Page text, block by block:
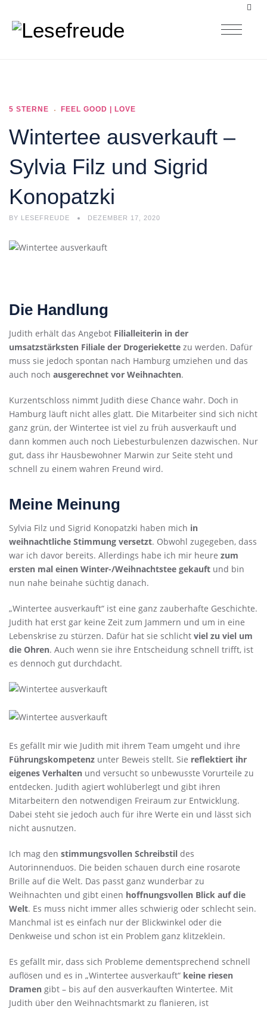
5 STERNE FEEL GOOD | LOVE
Wintertee ausverkauft –
Sylvia Filz und Sigrid
Konopatzki
BY LESEFREUDE DEZEMBER 17, 2020
Die Handlung
Judith erhält das Angebot Filialleiterin in der
umsatzstärksten Filiale der Drogeriekette zu werden. Dafür
muss sie jedoch spontan nach Hamburg umziehen und das
auch noch ausgerechnet vor Weihnachten.
Kurzentschloss nimmt Judith diese Chance wahr. Doch in
Hamburg läuft nicht alles glatt. Die Mitarbeiter sind sich nicht
ganz grün, der Wintertee ist viel zu früh ausverkauft und
dann kommen auch noch Liebesturbulenzen dazwischen. Nur
gut, dass ihr Hausbewohner Marwin zur Seite steht und
schnell zu einem wahren Freund wird.
Meine Meinung
Sylvia Filz und Sigrid Konopatzki haben mich in
weihnachtliche Stimmung versetzt. Obwohl zugegeben, dass
war ich davor bereits. Allerdings habe ich mir heure zum
ersten mal einen Winter-/Weihnachtstee gekauft und bin
nun nahe beinahe süchtig danach.
„Wintertee ausverkauft“ ist eine ganz zauberhafte Geschichte.
Judith hat erst gar keine Zeit zum Jammern und um in eine
Lebenskrise zu stürzen. Dafür hat sie schlicht viel zu viel um
die Ohren. Auch wenn sie ihre Entscheidung schnell trifft, ist
es dennoch gut durchdacht.
Es gefällt mir wie Judith mit ihrem Team umgeht und ihre
Führungskompetenz unter Beweis stellt. Sie reflektiert ihr
eigenes Verhalten und versucht so unbewusste Vorurteile zu
entdecken. Judith agiert wohlüberlegt und gibt ihren
Mitarbeitern den notwendigen Freiraum zur Entwicklung.
Dabei steht sie jedoch auch für ihre Werte ein und lässt sich
nicht ausnutzen.
Ich mag den stimmungsvollen Schreibstil des
Autorinnenduos. Die beiden schauen durch eine rosarote
Brille auf die Welt. Das passt ganz wunderbar zu
Weihnachten und gibt einen hoffnungsvollen Blick auf die
Welt. Es muss nicht immer alles schwierig oder schlecht sein.
Manchmal ist es einfach nur der Blickwinkel oder die
Denkweise und schon ist ein Problem ganz klitzeklein.
Es gefällt mir, dass sich Probleme dementsprechend schnell
auflösen und es in „Wintertee ausverkauft“ keine riesen
Dramen gibt – bis auf den ausverkauften Wintertee. Mit
Judith über den Weihnachtsmarkt zu flanieren, ist